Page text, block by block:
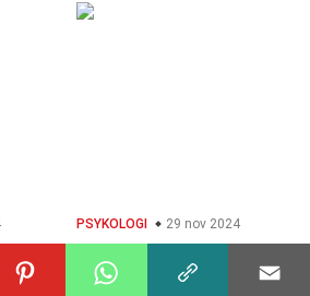
PSYKOLOGI 29 nov 2024
29 Fakta Om
Anslutning